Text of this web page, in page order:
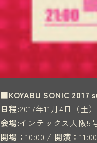
■KOYABU SONIC 2017
日程:2017年11月4日（土）
会場:インテックス大阪5
開場：10:00 / 開演：11:00